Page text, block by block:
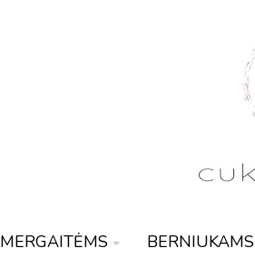
MERGAITĖMS BERNIUKAMS